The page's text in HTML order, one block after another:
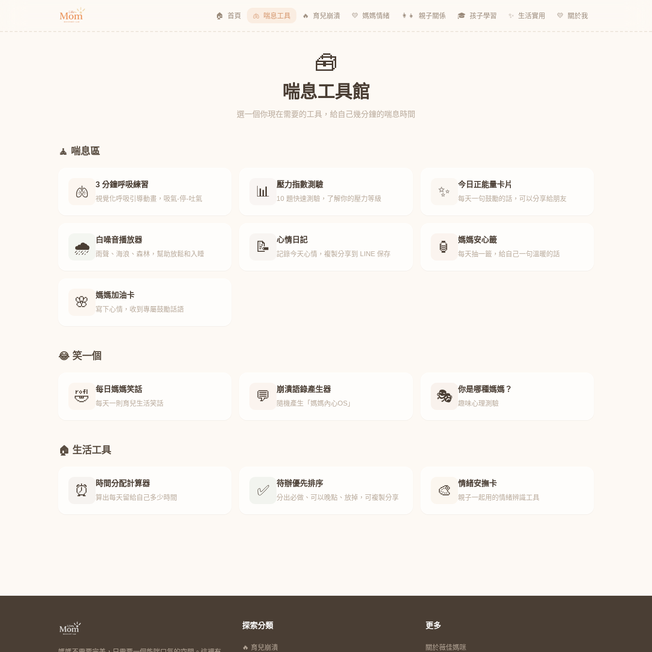
🏠 首頁 🫁 喘息工具 🔥 育兒崩潰 💛 媽媽情緒 👩‍👧 親子關係 🎓 孩子學習 ✨ 生活實用 💛 關於我
🧰
喘息工具館
選一個你現在需要的工具，給自己幾分鐘的喘息時間
🧘 喘息區
🫁 3 分鐘呼吸練習
視覺化呼吸引導動畫，吸氣-停-吐氣 📊 壓力指數測驗
10 題快速測驗，了解你的壓力等級 ✨ 今日正能量卡片
每天一句鼓勵的話，可以分享給朋友
🌧️ 白噪音播放器
雨聲、海浪、森林，幫助放鬆和入睡 📝 心情日記
記錄今天心情，複製分享到 LINE 保存 🏮 媽媽安心籤
每天抽一籤，給自己一句溫暖的話
🌸 媽媽加油卡
寫下心情，收到專屬鼓勵話語
😂 笑一個
🤣 每日媽媽笑話
每天一則育兒生活笑話 💬 崩潰語錄產生器
隨機產生「媽媽內心OS」 🎭 你是哪種媽媽？
趣味心理測驗
🏠 生活工具
⏰ 時間分配計算器
算出每天留給自己多少時間 ✅ 待辦優先排序
分出必做、可以晚點、放掉，可複製分享 🎨 情緒安撫卡
親子一起用的情緒辨識工具
探索分類
🔥 育兒崩潰
更多
關於薇佳媽咪